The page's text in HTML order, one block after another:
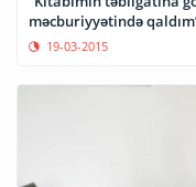
məcburiyyətində
19-03-2015